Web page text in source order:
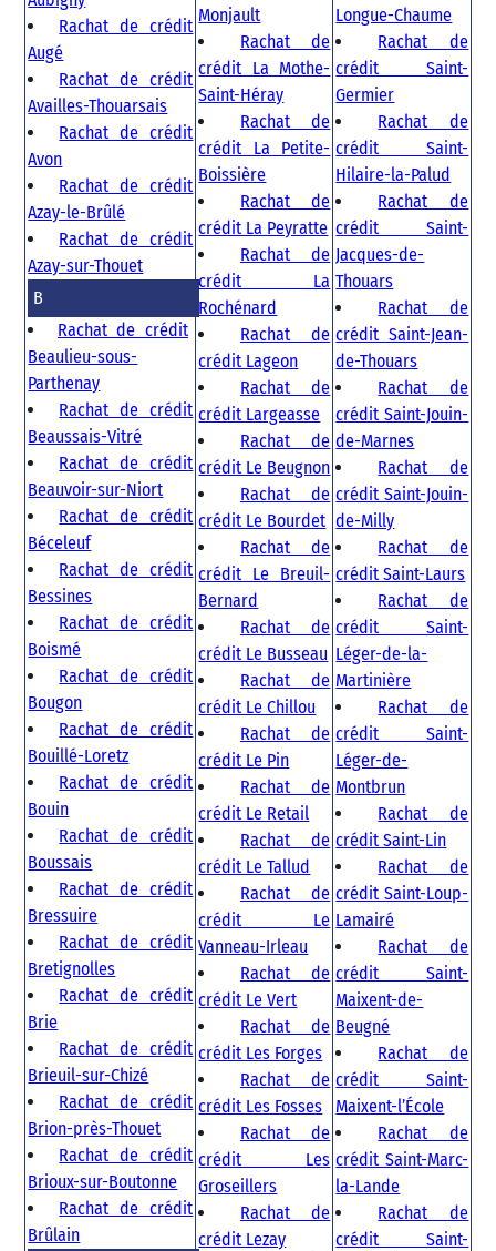
Rachat de crédit
Augé
Rachat de crédit
Availles-Thouarsais
Rachat de crédit
Avon
Rachat de crédit
Azay-le-Brûlé
Rachat de crédit
Azay-sur-Thouet
B
Rachat de crédit
Beaulieu-sous-
Parthenay
Rachat de crédit
Beaussais-Vitré
Rachat de crédit
Beauvoir-sur-Niort
Rachat de crédit
Béceleuf
Rachat de crédit
Bessines
Rachat de crédit
Boismé
Rachat de crédit
Bougon
Rachat de crédit
Bouillé-Loretz
Rachat de crédit
Bouin
Rachat de crédit
Boussais
Rachat de crédit
Bressuire
Rachat de crédit
Bretignolles
Rachat de crédit
Brie
Rachat de crédit
Brieuil-sur-Chizé
Rachat de crédit
Brion-près-Thouet
Rachat de crédit
Brioux-sur-Boutonne
Rachat de crédit
Brûlain
Monjault
Rachat de
crédit La Mothe-
Saint-Héray
Rachat de
crédit La Petite-
Boissière
Rachat de
crédit La Peyratte
Rachat de
crédit La
Rochénard
Rachat de
crédit Lageon
Rachat de
crédit Largeasse
Rachat de
crédit Le Beugnon
Rachat de
crédit Le Bourdet
Rachat de
crédit Le Breuil-
Bernard
Rachat de
crédit Le Busseau
Rachat de
crédit Le Chillou
Rachat de
crédit Le Pin
Rachat de
crédit Le Retail
Rachat de
crédit Le Tallud
Rachat de
crédit Le
Vanneau-Irleau
Rachat de
crédit Le Vert
Rachat de
crédit Les Forges
Rachat de
crédit Les Fosses
Rachat de
crédit Les
Groseillers
Rachat de
crédit Lezay
Longue-Chaume
Rachat de
crédit Saint-
Germier
Rachat de
crédit Saint-
Hilaire-la-Palud
Rachat de
crédit Saint-
Jacques-de-
Thouars
Rachat de
crédit Saint-Jean-
de-Thouars
Rachat de
crédit Saint-Jouin-
de-Marnes
Rachat de
crédit Saint-Jouin-
de-Milly
Rachat de
crédit Saint-Laurs
Rachat de
crédit Saint-
Léger-de-la-
Martinière
Rachat de
crédit Saint-
Léger-de-
Montbrun
Rachat de
crédit Saint-Lin
Rachat de
crédit Saint-Loup-
Lamairé
Rachat de
crédit Saint-
Maixent-de-
Beugné
Rachat de
crédit Saint-
Maixent-l’École
Rachat de
crédit Saint-Marc-
la-Lande
Rachat de
crédit Saint-